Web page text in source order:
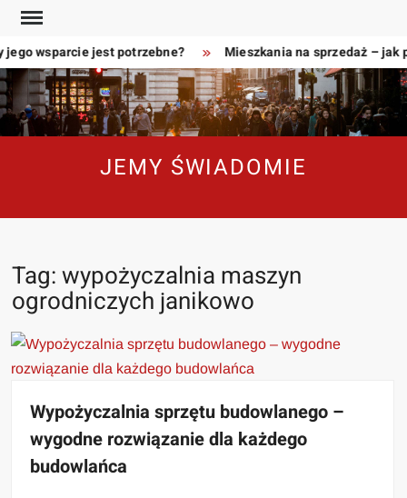
Skip
contentwsparcie jest potrzebne? Mieszkania na sprzedaż – jak
JEMY ŚWIADOMIE
Tag:wypożyczalnia maszyn
ogrodniczych janikowo
Wypożyczalnia sprzętu budowlanego –
wygodne rozwiązanie dla każdego
budowlańca